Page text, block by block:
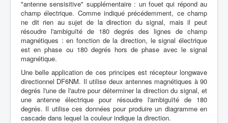
"antenne sensisitive" supplémentaire : un fouet qui répond au
champ électrique. Comme indiqué précédemment, ce champ
ne dit rien au sujet de la direction du signal, mais il peut
résoudre l'ambiguïté de 180 degrés des lignes de champ
magnétiques : en fonction de la direction, le signal électrique
est en phase ou 180 degrés hors de phase avec le signal
magnétique.
Une belle application de ces principes est récepteur longwave
directionnel DF6NM. Il utilise deux antennes magnétiques à 90
degrés l'une de l'autre pour déterminer la direction du signal, et
une antenne électrique pour résoudre l'ambiguïté de 180
degrés. Il utilise ces données pour produire un diagramme en
cascade dans lequel la couleur indique la direction.